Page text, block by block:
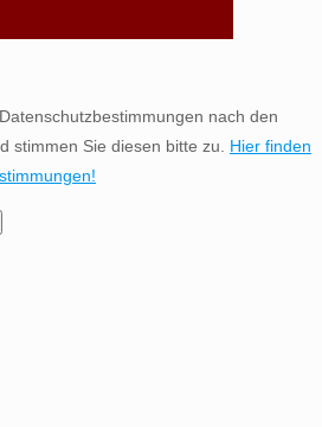
nach den
stimmen Sie diesen bitte zu. Hier finden